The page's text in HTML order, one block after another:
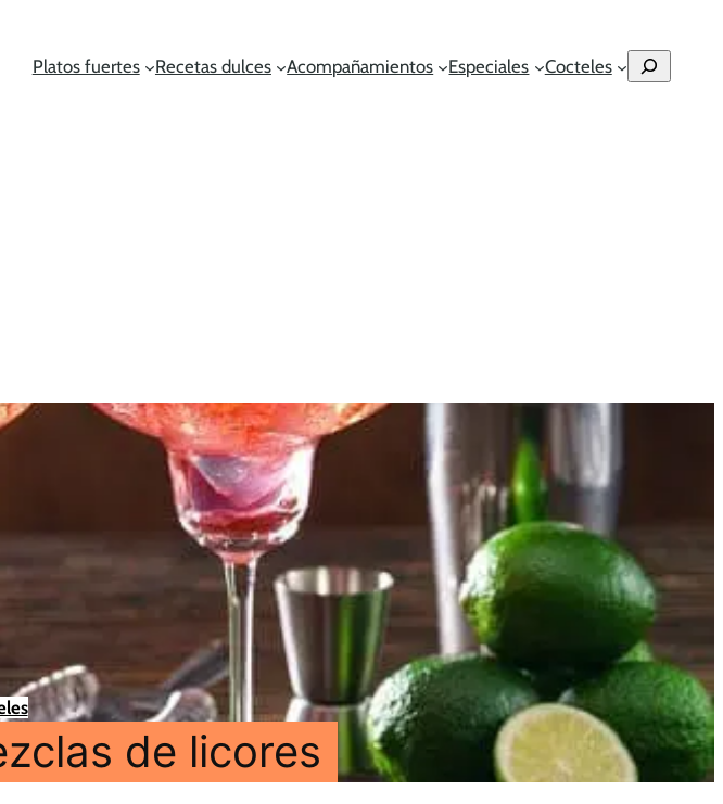
Platos fuertes Recetas dulces Acompañamientos Especiales Cocteles Buscar
de licores